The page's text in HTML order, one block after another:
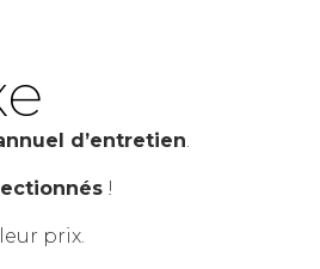
d’entretien.
!
prix.